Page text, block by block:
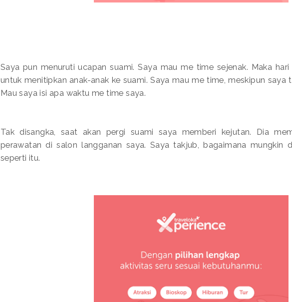
Saya pun menuruti ucapan suami. Saya mau me time sejenak. Maka
untuk menitipkan anak-anak ke suami. Saya mau me time, meskipun saya
Mau saya isi apa waktu me time saya.
Tak disangka, saat akan pergi suami saya memberi kejutan. Dia
perawatan di salon langganan saya. Saya takjub, bagaimana mungkin
seperti itu.